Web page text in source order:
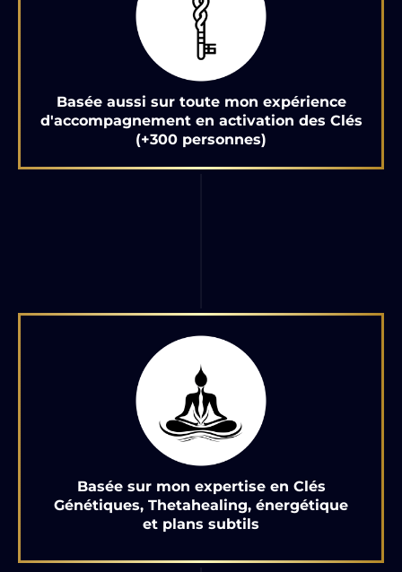
Basée aussi sur toute mon expérience
d'accompagnement en activation des Clés
(+300 personnes)
Basée sur mon expertise en Clés
Génétiques, Thetahealing, énergétique
et plans subtils